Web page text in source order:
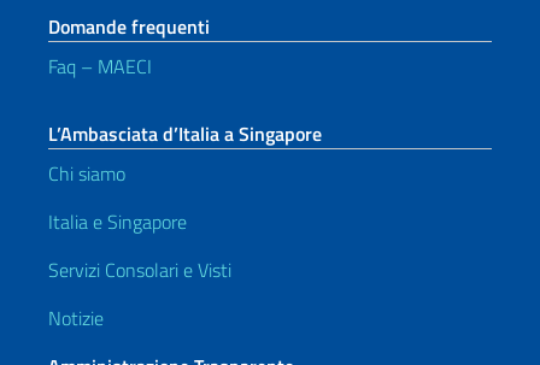
Domande frequenti
Faq – MAECI
L’Ambasciata d’Italia a Singapore
Chi siamo
Italia e Singapore
Servizi Consolari e Visti
Notizie